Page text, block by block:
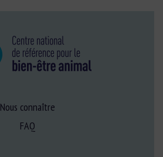
Nous connaître
FAQ